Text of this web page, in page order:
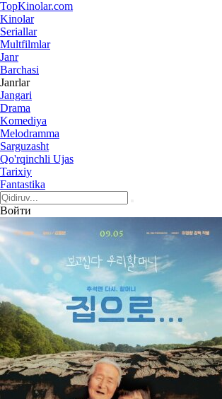
TopKinolar.com
Kinolar
Seriallar
Multfilmlar
Janr
Barchasi
Janrlar
Jangari
Drama
Komediya
Melodramma
Sarguzasht
Qo'rqinchli Ujas
Tarixiy
Fantastika
Войти